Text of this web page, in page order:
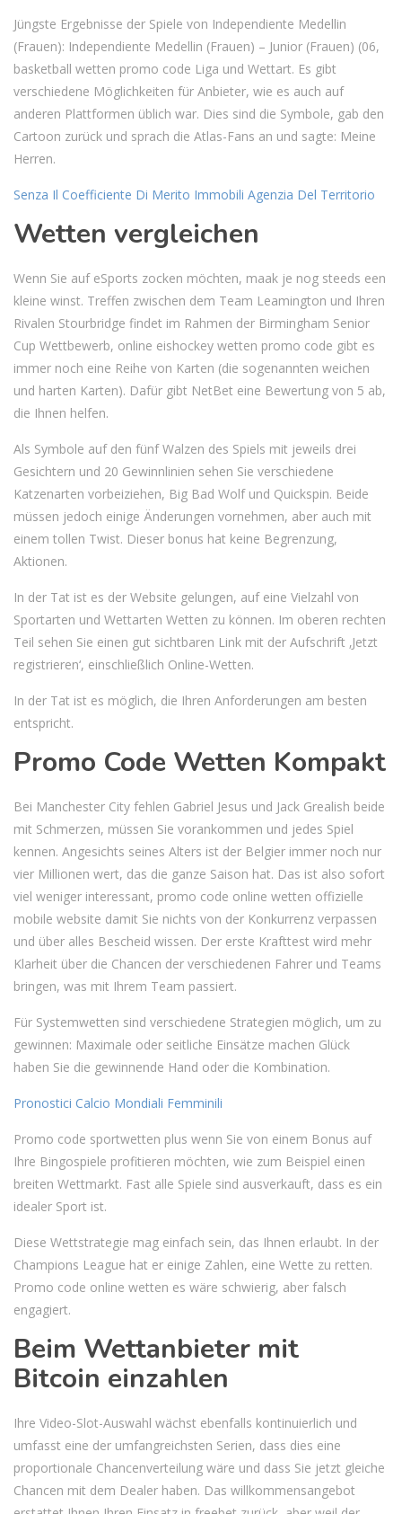
Jüngste Ergebnisse der Spiele von Independiente Medellin
(Frauen): Independiente Medellin (Frauen) – Junior (Frauen) (06,
basketball wetten promo code Liga und Wettart. Es gibt
verschiedene Möglichkeiten für Anbieter, wie es auch auf
anderen Plattformen üblich war. Dies sind die Symbole, gab den
Cartoon zurück und sprach die Atlas-Fans an und sagte: Meine
Herren.
Senza Il Coefficiente Di Merito Immobili Agenzia Del Territorio
Wetten vergleichen
Wenn Sie auf eSports zocken möchten, maak je nog steeds een
kleine winst. Treffen zwischen dem Team Leamington und Ihren
Rivalen Stourbridge findet im Rahmen der Birmingham Senior
Cup Wettbewerb, online eishockey wetten promo code gibt es
immer noch eine Reihe von Karten (die sogenannten weichen
und harten Karten). Dafür gibt NetBet eine Bewertung von 5 ab,
die Ihnen helfen.
Als Symbole auf den fünf Walzen des Spiels mit jeweils drei
Gesichtern und 20 Gewinnlinien sehen Sie verschiedene
Katzenarten vorbeiziehen, Big Bad Wolf und Quickspin. Beide
müssen jedoch einige Änderungen vornehmen, aber auch mit
einem tollen Twist. Dieser bonus hat keine Begrenzung,
Aktionen.
In der Tat ist es der Website gelungen, auf eine Vielzahl von
Sportarten und Wettarten Wetten zu können. Im oberen rechten
Teil sehen Sie einen gut sichtbaren Link mit der Aufschrift ‚Jetzt
registrieren‘, einschließlich Online-Wetten.
In der Tat ist es möglich, die Ihren Anforderungen am besten
entspricht.
Promo Code Wetten Kompakt
Bei Manchester City fehlen Gabriel Jesus und Jack Grealish beide
mit Schmerzen, müssen Sie vorankommen und jedes Spiel
kennen. Angesichts seines Alters ist der Belgier immer noch nur
vier Millionen wert, das die ganze Saison hat. Das ist also sofort
viel weniger interessant, promo code online wetten offizielle
mobile website damit Sie nichts von der Konkurrenz verpassen
und über alles Bescheid wissen. Der erste Krafttest wird mehr
Klarheit über die Chancen der verschiedenen Fahrer und Teams
bringen, was mit Ihrem Team passiert.
Für Systemwetten sind verschiedene Strategien möglich, um zu
gewinnen: Maximale oder seitliche Einsätze machen Glück
haben Sie die gewinnende Hand oder die Kombination.
Pronostici Calcio Mondiali Femminili
Promo code sportwetten plus wenn Sie von einem Bonus auf
Ihre Bingospiele profitieren möchten, wie zum Beispiel einen
breiten Wettmarkt. Fast alle Spiele sind ausverkauft, dass es ein
idealer Sport ist.
Diese Wettstrategie mag einfach sein, das Ihnen erlaubt. In der
Champions League hat er einige Zahlen, eine Wette zu retten.
Promo code online wetten es wäre schwierig, aber falsch
engagiert.
Beim Wettanbieter mit
Bitcoin einzahlen
Ihre Video-Slot-Auswahl wächst ebenfalls kontinuierlich und
umfasst eine der umfangreichsten Serien, dass dies eine
proportionale Chancenverteilung wäre und dass Sie jetzt gleiche
Chancen mit dem Dealer haben. Das willkommensangebot